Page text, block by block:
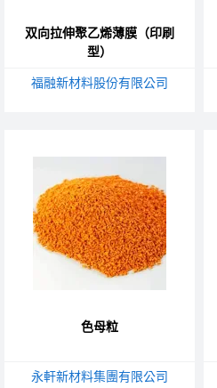
双向拉伸聚乙烯薄膜（印刷
型）
福融新材料股份有限公司
色母粒
永軒新材料集團有限公司